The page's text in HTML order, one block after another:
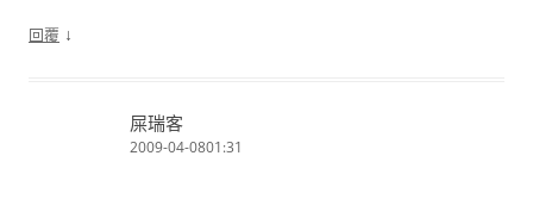
回覆 ↓
屎瑞客
2009-04-0801:31